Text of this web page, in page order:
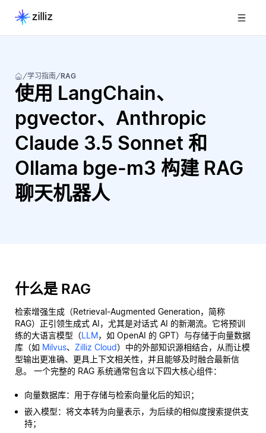
学习指南 RAG
使用 LangChain、
pgvector、Anthropic
Claude 3.5 Sonnet 和
Ollama bge-m3 构建 RAG
聊天机器人
什么是 RAG
检索增强生成（Retrieval-Augmented Generation，简称
RAG）正引领生成式 AI，尤其是对话式 AI 的新潮流。它将预训
练的大语言模型（LLM，如 OpenAI 的 GPT）与存储于向量数据
库（如 Milvus、 Zilliz Cloud）中的外部知识源相结合，从而让模
型输出更准确、更具上下文相关性，并且能够及时融合最新信
息。 一个完整的 RAG 系统通常包含以下四大核心组件：
向量数据库：用于存储与检索向量化后的知识；
嵌入模型：将文本转为向量表示，为后续的相似度搜索提供支
持；